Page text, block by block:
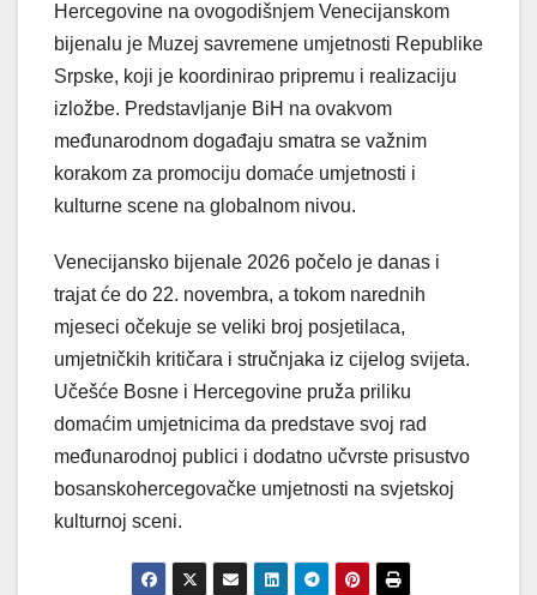
Hercegovine na ovogodišnjem Venecijanskom
bijenalu je Muzej savremene umjetnosti Republike
Srpske, koji je koordinirao pripremu i realizaciju
izložbe. Predstavljanje BiH na ovakvom
međunarodnom događaju smatra se važnim
korakom za promociju domaće umjetnosti i
kulturne scene na globalnom nivou.
Venecijansko bijenale 2026 počelo je danas i
trajat će do 22. novembra, a tokom narednih
mjeseci očekuje se veliki broj posjetilaca,
umjetničkih kritičara i stručnjaka iz cijelog svijeta.
Učešće Bosne i Hercegovine pruža priliku
domaćim umjetnicima da predstave svoj rad
međunarodnoj publici i dodatno učvrste prisustvo
bosanskohercegovačke umjetnosti na svjetskoj
kulturnoj sceni.